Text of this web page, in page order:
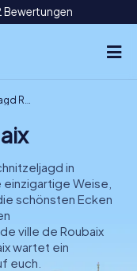
Bewertungen
in
Weise,
schönsten Ecken
ville de Roubaix
wartet ein
euch.